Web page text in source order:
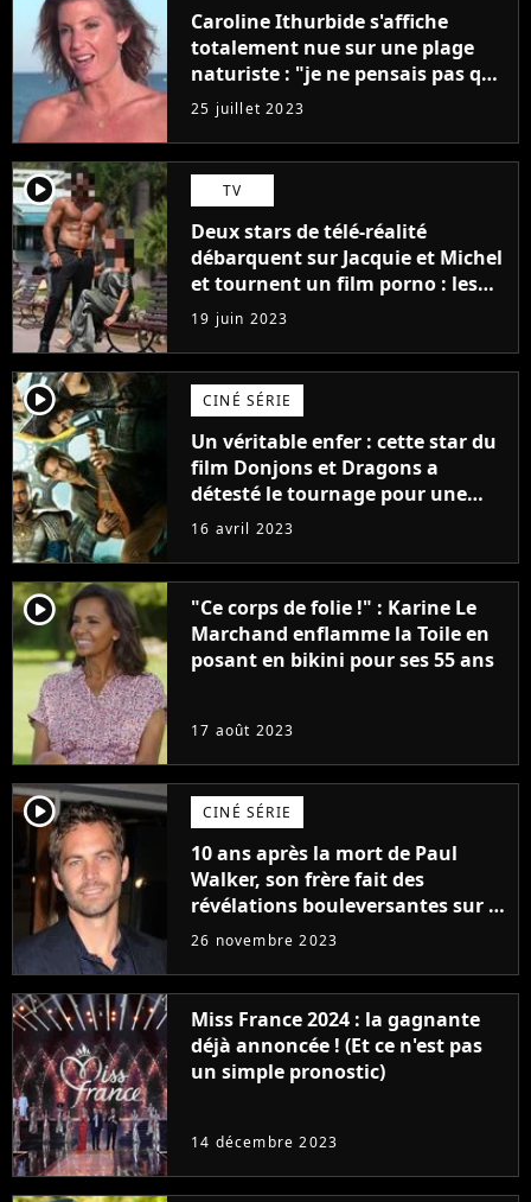
Caroline Ithurbide s'affiche
totalement nue sur une plage
naturiste : "je ne pensais pas que
j'arriverais à le faire..."
25 juillet 2023
player2 TV
Deux stars de télé-réalité
débarquent sur Jacquie et Michel
et tournent un film porno : les
premières images du tournage
(exclu)
19 juin 2023
player2 CINÉ SÉRIE
Un véritable enfer : cette star du
film Donjons et Dragons a
détesté le tournage pour une
raison très spéciale
16 avril 2023
player2
"Ce corps de folie !" : Karine Le
Marchand enflamme la Toile en
posant en bikini pour ses 55 ans
17 août 2023
player2 CINÉ SÉRIE
10 ans après la mort de Paul
Walker, son frère fait des
révélations bouleversantes sur la
réaction des acteurs de Fast and
26 novembre 2023
Miss France 2024 : la gagnante
déjà annoncée ! (Et ce n'est pas
un simple pronostic)
14 décembre 2023